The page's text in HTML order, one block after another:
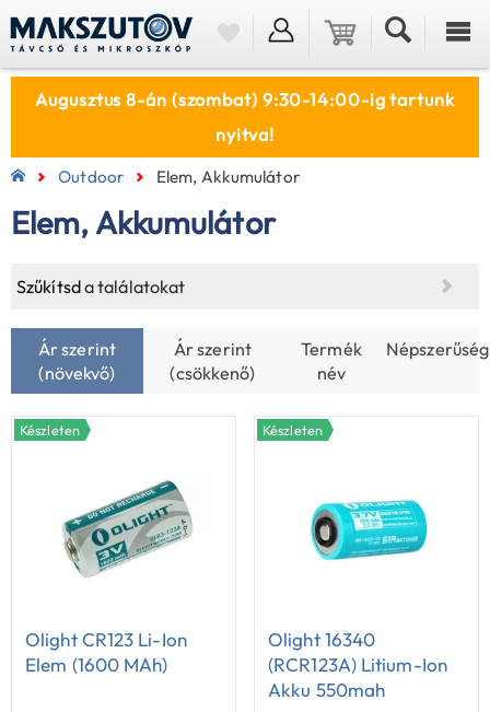
Augusztus 8-án (szombat) 9:30-14:00-ig tartunk
nyitva!
Outdoor Elem, Akkumulátor
Elem, Akkumulátor
Szűkítsda találatokat
Ár szerint
(növekvő)
Ár szerint
(csökkenő)
Termék
név
Népszerűség
Készleten
Olight CR123 Li-Ion
Elem (1600 MAh)
Készleten
Olight 16340
(RCR123A) Litium-Ion
Akku 550mah